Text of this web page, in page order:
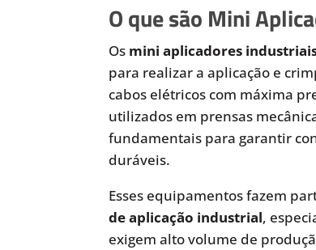
O que são Mini
Os mini aplicadores
para realizar a aplicação e
cabos elétricos com máxima
utilizados em prensas
fundamentais para garantir
duráveis.
Esses equipamentos fazem
de aplicação industrial,
exigem alto volume de